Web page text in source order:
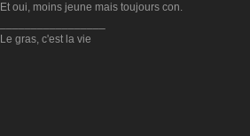
Et oui, moins jeune mais toujours con.
Le gras, c'est la vie